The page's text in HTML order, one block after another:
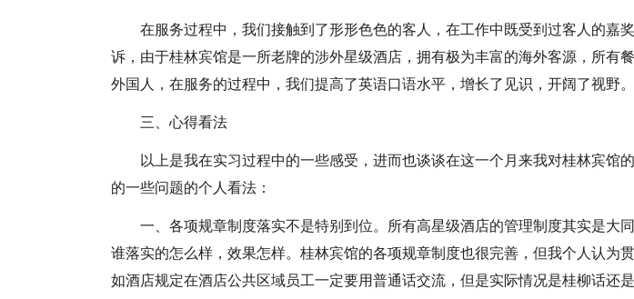
在服务过程中，我们接触到了形形色色的客人，在工作中既受到过客人的嘉
诉，由于桂林宾馆是一所老牌的涉外星级酒店，拥有极为丰富的海外客源，所有
外国人，在服务的过程中，我们提高了英语口语水平，增长了见识，开阔了视野。
三、心得看法
以上是我在实习过程中的一些感受，进而也谈谈在这一个月来我对桂林宾馆
的一些问题的个人看法：
一、各项规章制度落实不是特别到位。所有高星级酒店的管理制度其实是大
谁落实的怎么样，效果怎样。桂林宾馆的各项规章制度也很完善，但我个人认为
如酒店规定在酒店公共区域员工一定要用普通话交流，但是实际情况是桂柳话还